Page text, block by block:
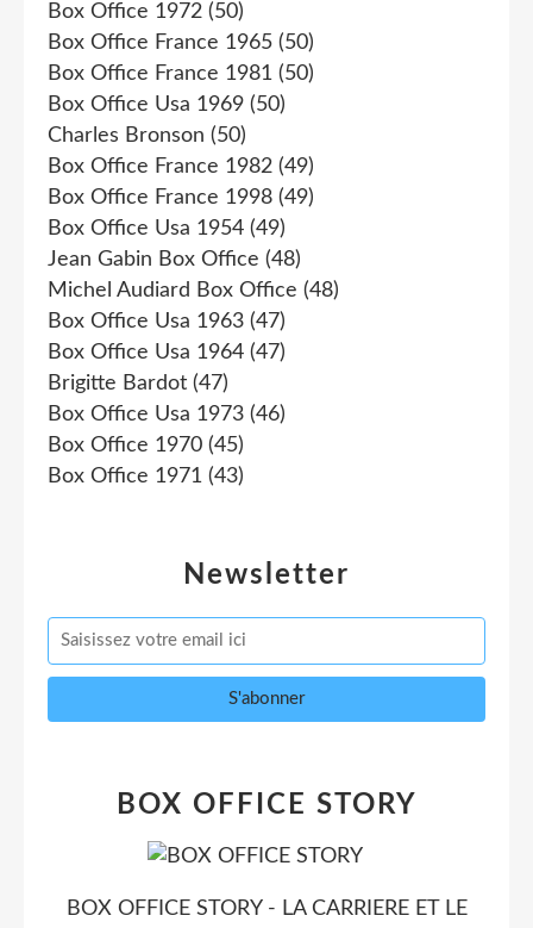
Newsletter
Box Office 1972 (50)
Box Office France 1965 (50)
Box Office France 1981 (50)
Box Office Usa 1969 (50)
Charles Bronson (50)
Box Office France 1982 (49)
Box Office France 1998 (49)
Box Office Usa 1954 (49)
Jean Gabin Box Office (48)
Michel Audiard Box Office (48)
Box Office Usa 1963 (47)
Box Office Usa 1964 (47)
Brigitte Bardot (47)
Box Office Usa 1973 (46)
Box Office 1970 (45)
Box Office 1971 (43)
BOX OFFICE STORY
BOX OFFICE STORY - LA CARRIERE ET LE